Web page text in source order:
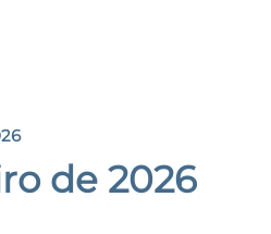
de 2026